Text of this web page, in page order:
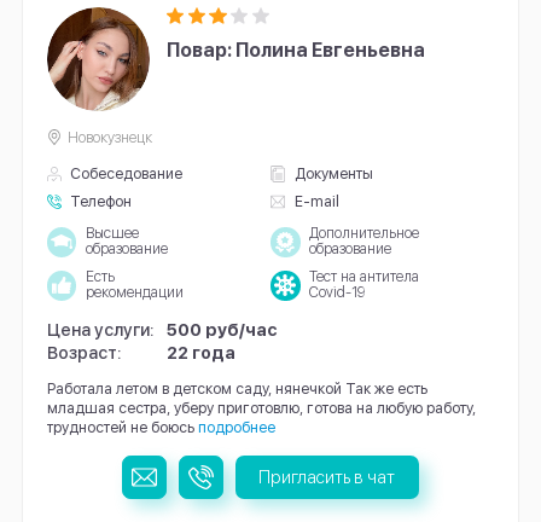
Повар: Полина Евгеньевна
Собеседование
Документы
Телефон
E-mail
Новокузнецк
Высшее
образование
Дополнительное
образование
Есть
рекомендации
Тест на антитела
Covid-19
Цена услуги:
500 руб/час
Возраст:
22 года
Работала летом в детском саду, нянечкой Так же есть
младшая сестра, уберу приготовлю, готова на любую работу,
трудностей не боюсь подробнее
Пригласить в чат